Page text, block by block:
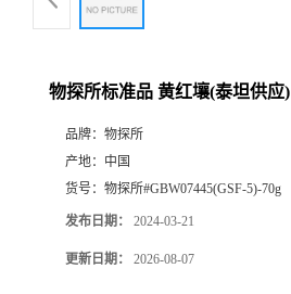
物探所标准品 黄红壤(泰坦供应)
品牌： 物探所
产地： 中国
货号： 物探所#GBW07445(GSF-5)-70g
发布日期： 2024-03-21
更新日期： 2026-08-07